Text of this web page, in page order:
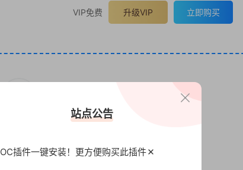
VIP免费 升级VIP 立即购买
站点公告
OC插件一键安装！更方便购买此插件